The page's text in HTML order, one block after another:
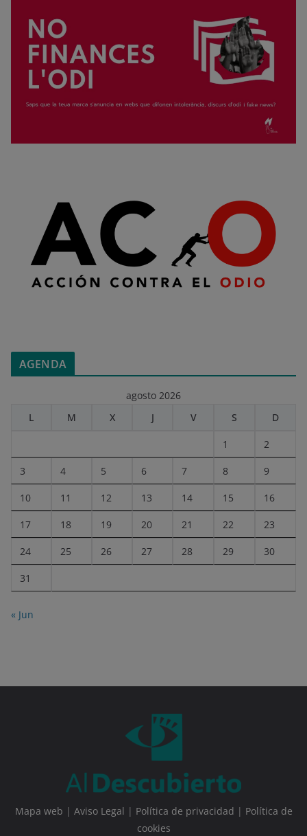
AGENDA
agosto 2026
L
M X J V S D
1 2
3 4 5 6 7 8 9
10 11 12 13 14 15 16
17 18 19 20 21 22 23
24 25 26 27 28 29 30
31
« Jun
Mapa web | Aviso Legal | Política de privacidad | Política de
cookies